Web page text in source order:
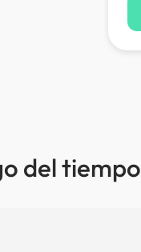
del tiempo